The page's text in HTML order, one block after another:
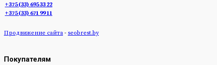
+375 (33) 695 33 22
+375 (33) 671 99 11
Продвижение сайта - seobrest.by
Покупателям